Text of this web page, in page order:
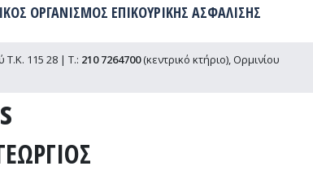
ΟΡΓΑΝΙΣΜΟΣ ΕΠΙΚΟΥΡΙΚΗΣ ΑΣΦΑΛΙΣΗΣ
Τ.Κ. 115 28 | Τ.: 210 7264700(κεντρικό κτήριο), Ορμινίου